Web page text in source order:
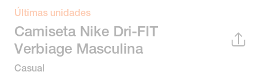
Últimas unidades
Camiseta Nike Dri-FIT
Verbiage Masculina
Casual